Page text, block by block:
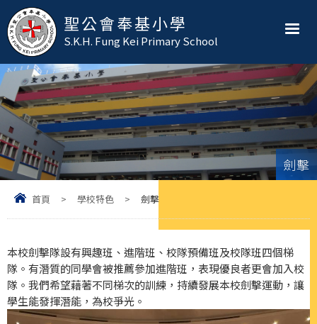
聖公會奉基小學
S.K.H. Fung Kei Primary School
劍擊
首頁 > 學校特色 > 劍擊
本校劍擊隊設有興趣班、進階班、校隊預備班及校隊班四個梯
隊。有潛質的同學會被推薦參加進階班，表現優良者更會加入校
隊。我們希望藉著不同梯次的訓練，持續發展本校劍擊運動，讓
學生能發揮潛能，為校爭光。